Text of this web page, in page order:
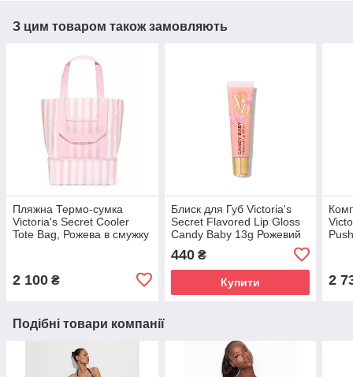
З цим товаром також замовляють
Пляжна Термо-сумка
Victoria's Secret Cooler
Tote Bag, Рожева в смужку
2 100 ₴
Блиск для Губ Victoria's
Secret Flavored Lip Gloss
Candy Baby 13g Рожевий
440₴
Купити 2
Подібні товари компанії